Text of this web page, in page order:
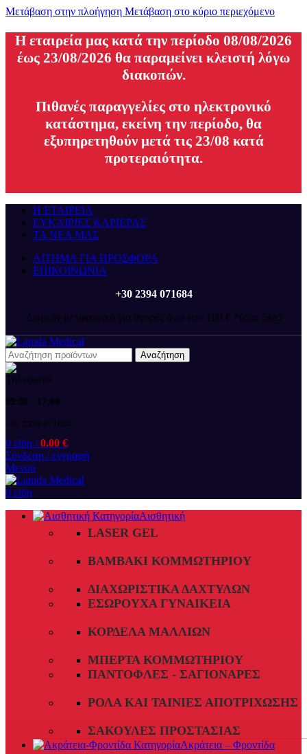
Μετάβαση στην πλοήγηση Μετάβαση στο κύριο περιεχόμενο
H εταιρεία μας κατά την περίοδο 08/08/2026
έως 23/08/2026 θα παραμείνει κλειστή λόγω
διακοπών.
Πιθανές παραγγελίες στο ηλεκτρονικό
κατάστημα, εκείνη την περίοδο, θα
εξυπηρετηθούν μετά τις 23/08 κατά
προτεραιότητα.
Η ΕΤΑΙΡΕΙΑ
ΕΥΚΑΙΡΙΕΣ ΚΑΡΙΕΡΑΣ
ΤΑ ΝΕΑ ΜΑΣ
ΑΙΤΗΜΑ ΓΙΑ ΠΡΟΣΦΟΡΑ
ΕΠΙΚΟΙΝΩΝΙΑ
+30 2394 071684
Δωρεάν μεταφορικά για αγορές άνω των 100 € *(εώς 5kg)
Αναζήτηση
09:00 - 17:00
+30 2394 071684
0 είδη / 0.00 €
Σύνδεση / εγγραφή
Μενού
0 είδη
Αισθητική
LASER GEL
ΒΑΜΒΆΚΙ ΚΟΜΜΩΤΗΡΊΟΥ
ΔΙΑΧΩΡΙΣΤΙΚΆ ΔΑΧΤΎΛΩΝ
ΕΣΏΡΟΥΧΑ ΓΥΝΑΙΚΕΊΑ
ΚΟΡΔΈΛΑ ΜΑΛΛΙΏΝ
ΜΠΈΡΤΑ ΚΟΜΜΩΤΗΡΊΟΥ
ΠΑΝΤΌΦΛΕΣ - ΣΑΓΙΟΝΆΡΕΣ
ΡΟΛΆ ΚΑΙ ΤΑΙΝΊΕΣ ΑΠΟΤΡΊΧΩΣΗΣ
ΣΑΚΟΎΛΕΣ ΠΡΟΣΤΑΣΊΑΣ
Ακράτεια – Φροντίδα